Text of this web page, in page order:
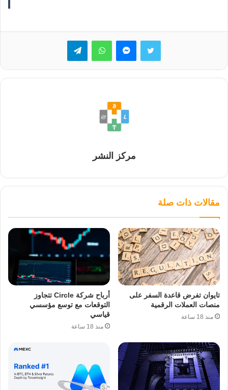
تويتر ماسنجرواتساب تيلقرام
مركز النشر
مقالات ذات صلة
تايوان تفرض قاعدة السفر على
منصات العملات الرقمية
منذ 18 ساعة
أرباح شركة Circle تتجاوز
التوقعات مع توسع مؤسسي
قياسي
منذ 18 ساعة